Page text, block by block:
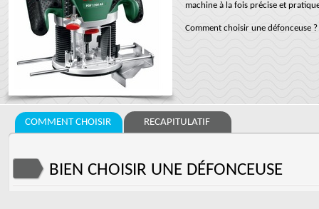
machine à la fois précise et
Comment choisir une défonceuse ?
COMMENT CHOISIR RECAPITULATIF
BIEN CHOISIR UNE DÉFONCEUSE